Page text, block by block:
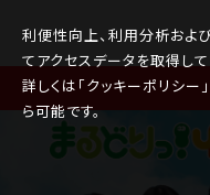
利便性向上、利用分析およ
てアクセスデータを取得して
詳しくは「クッキーポリシー
ら可能です。